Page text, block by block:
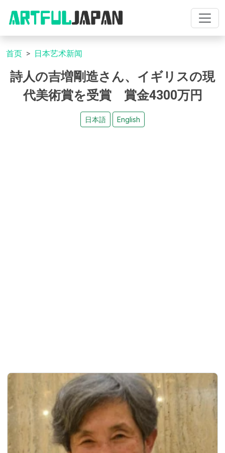
首页 日本艺术新闻
詩人の吉増剛造さん、イギリスの現
代美術賞を受賞 賞金4300万円
日本語 English